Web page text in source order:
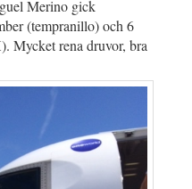
Merino gick
(tempranillo) och 6
Mycket rena druvor, bra